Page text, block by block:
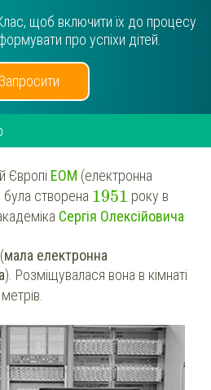
щоб включити їх до процесу
про успіхи дітей.
Запросити
Європі ЕОМ (електронна
створена 1951 року в
Сергія Олексійовича
(мала електронна
) . Розміщувалася вона в кімнаті